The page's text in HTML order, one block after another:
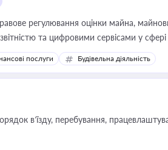
регулювання оцінки майна,
та цифровими сервісами у
для власника бізнесу, керівника,
майна, корпоративних угод і перевірки
послуги Будівельна діяльність
в’їзду, перебування,